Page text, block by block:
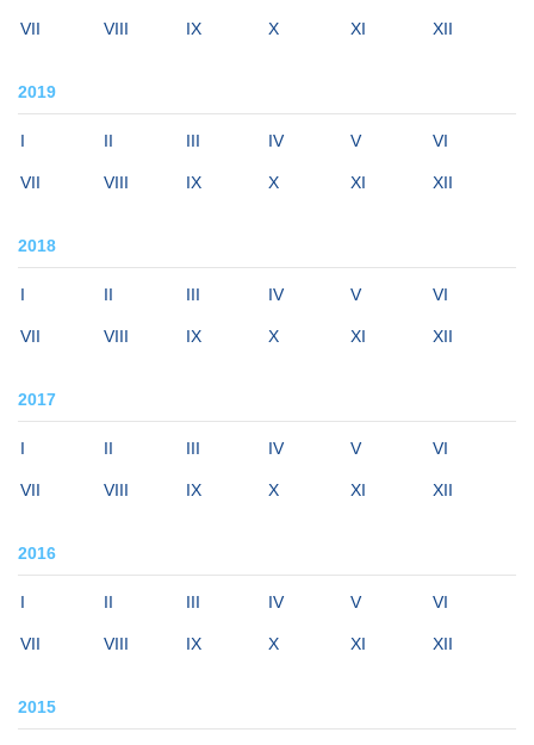
VII VIII IX X XI XII
2019
I II III IV V VI
VII VIII IX X XI XII
2018
I II III IV V VI
VII VIII IX X XI XII
2017
I II III IV V VI
VII VIII IX X XI XII
2016
I II III IV V VI
VII VIII IX X XI XII
2015